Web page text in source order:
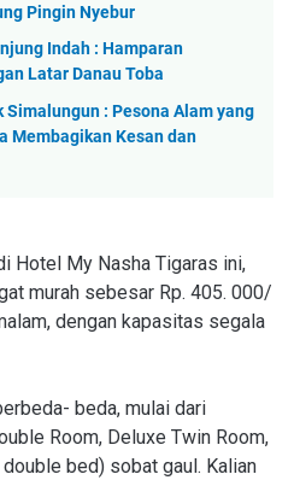
Pingin Nyebur
Indah : Hamparan
Latar Danau Toba
Simalungun : Pesona Alam yang
Membagikan Kesan dan
Hotel My Nasha Tigaras ini,
murah sebesar Rp. 405. 000/
dengan kapasitas segala
beda, mulai dari
Room, Deluxe Twin Room,
bed) sobat gaul. Kalian